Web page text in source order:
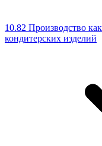
10.82 Производство
кондитерских изделий